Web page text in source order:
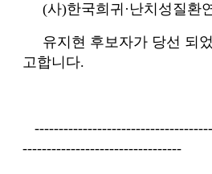
(사)한국희귀 · 난치성질환
유지현 후보자가 당선 되
고합니다.
---------------------------------